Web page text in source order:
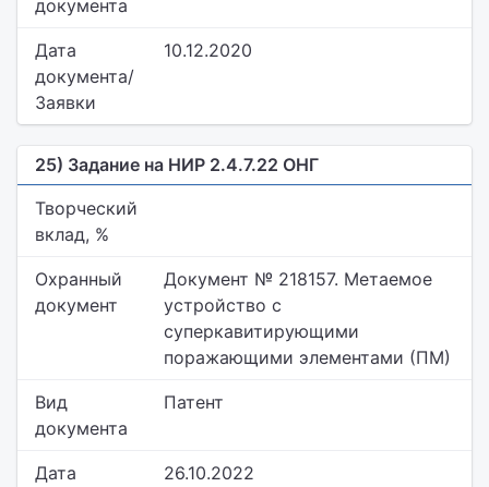
документа
Дата
документа/
Заявки
10.12.2020
25) Задание на НИР 2.4.7.22 ОНГ
Творческий
вклад, %
Охранный
документ
Документ № 218157. Метаемое
устройство с
суперкавитирующими
поражающими элементами (ПМ)
Вид
документа
Патент
Дата
26.10.2022